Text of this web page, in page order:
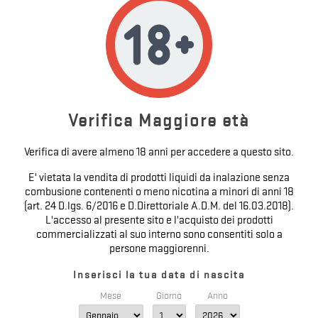
FIRST PICK RISERVA - RE-BRAND -
SUPREM-E - AROMA...
Prezzo
6,29 €

Verifica Maggiore età
Verifica di avere almeno 18 anni per accedere a questo sito.
E' vietata la vendita di prodotti liquidi da inalazione senza
combusione contenenti o meno nicotina a minori di anni 18
(art. 24 D.lgs. 6/2016 e D.Direttoriale A.D.M. del 16.03.2018).
L'accesso al presente sito e l'acquisto dei prodotti
commercializzati al suo interno sono consentiti solo a
persone maggiorenni.
Inserisci la tua data di nascita
Mese Giorno Anno